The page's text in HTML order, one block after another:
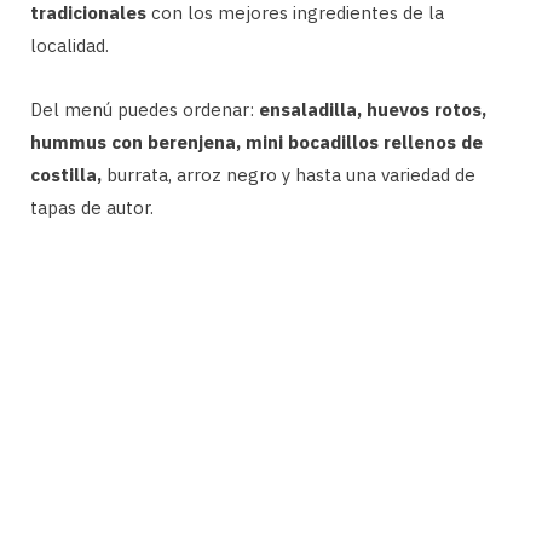
tradicionales con los mejores ingredientes de la
localidad.
Del menú puedes ordenar: ensaladilla, huevos rotos,
hummus con berenjena, mini bocadillos rellenos de
costilla, burrata, arroz negro y hasta una variedad de
tapas de autor.